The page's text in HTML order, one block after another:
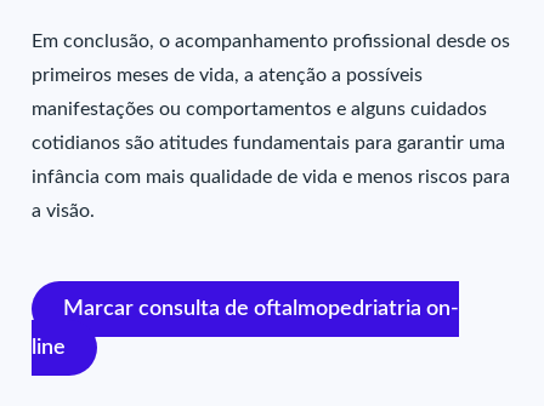
Em conclusão, o acompanhamento profissional desde os
primeiros meses de vida, a atenção a possíveis
manifestações ou comportamentos e alguns cuidados
cotidianos são atitudes fundamentais para garantir uma
infância com mais qualidade de vida e menos riscos para
a visão.
Marcar consulta de oftalmopedriatria on-
line